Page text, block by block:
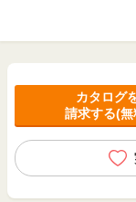
カタログ
請求する(無